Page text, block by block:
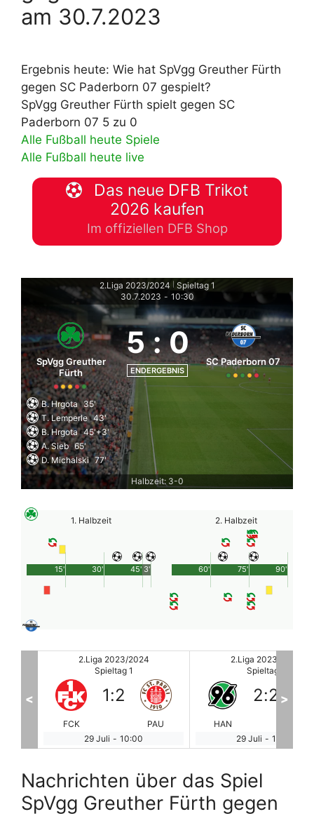
am 30.7.2023
Ergebnis heute: Wie hat SpVgg Greuther Fürth
gegen SC Paderborn 07 gespielt?
SpVgg Greuther Fürth spielt gegen SC
Paderborn 07 5 zu 0
Alle Fußball heute Spiele
Alle Fußball heute live
Das neue DFB Trikot
2026 kaufen
Im offiziellen DFB Shop
2.Liga 2023/2024
Spieltag 1
30.7.2023 - 10:30
SpVgg Greuther
Fürth
5 :0
ENDERGEBNIS
SC Paderborn 07
B. Hrgota 35'
T. Lemperle 43'
B. Hrgota 45'+3'
A. Sieb 65'
D. Michalski 77'
Halbzeit: 3-0
1. Halbzeit
45'
15' 30' 3'
2. Halbzeit
90'
60' 75'
2.Liga 2023/2024
Spieltag 1
HAN
2:2
ELV
29 Juli - 10:00
2.Liga 2023/2024
Spieltag 1
OSN
2:3
29 Juli - 10:00
< >
Nachrichten über das Spiel
SpVgg Greuther Fürth gegen